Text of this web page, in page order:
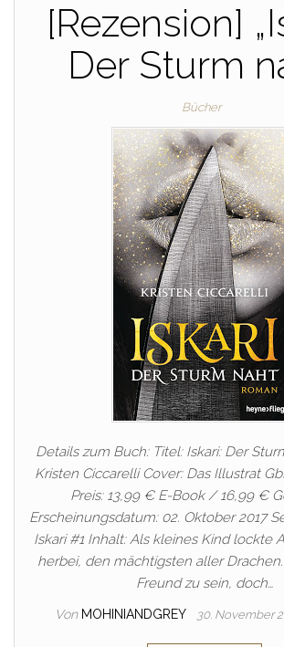
[Rezension]
Der Sturm
Bücher
Details zum Buch: Titel: Iskari: Der
Kristen Ciccarelli Cover: Das Illustrat
Preis: 13,99 € E-Book / 16,99 €
Erscheinungsdatum: 02. Oktober 2017
Iskari #1 Inhalt: Als kleines Kind lockte
herbei, den mächtigsten aller
Freund zu sein, doch…
Von MOHINIANDGREY 30. November